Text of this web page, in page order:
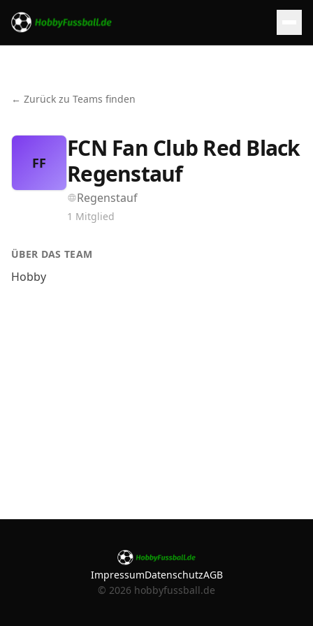
← Zurück zu Teams finden
FF
FCN Fan Club Red Black
Regenstauf
Regenstauf
1 Mitglied
ÜBER DAS TEAM
Hobby
ImpressumDatenschutzAGB
© 2026 hobbyfussball.de